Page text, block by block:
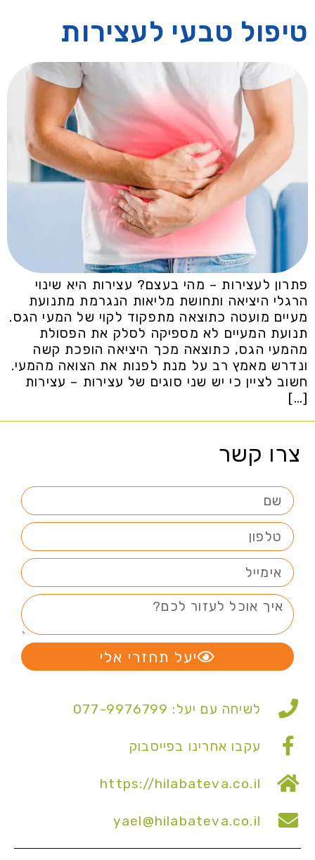
טיפול טבעי לעצירות
פתרון לעצירות – מהי בעצם? עצירות היא שינוי
הרגלי היציאה ותחושת מליאות הנגרמת מתנועת
מעיים מועטה כתוצאה מתפקוד לקוי של המעי הגס.
תנועת המעיים לא מספיקה לסלק את הפסולת
מהמעי הגס, כתוצאה מכך היציאה הופכת קשה
ונדרש מאמץ רב על מנת לפנות את הצואה מהמעי.
חשוב לציין כי יש שני סוגים של עצירות – עצירות
[…]
צרו קשר
יעל תחזרי אלי
לשיחה עם יעל: 077-9976799
עקבו אחרינו בפייסבוק
https://hilabateva.co.il
yael@hilabateva.co.il